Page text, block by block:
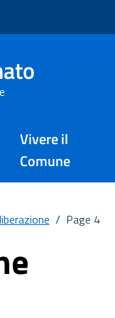
Vivere il
Comune
/ Page 4